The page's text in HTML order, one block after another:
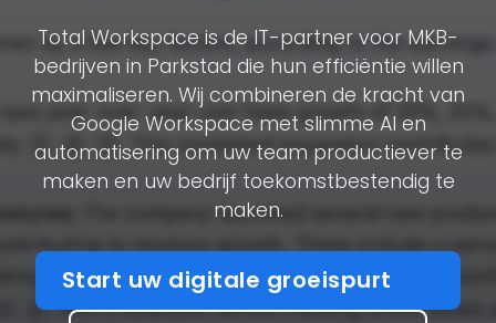
Total Workspace is de IT-partner voor MKB-
bedrijven in Parkstad die hun efficiëntie willen
maximaliseren. Wij combineren de kracht van
Google Workspace met slimme AI en
automatisering om uw team productiever te
maken en uw bedrijf toekomstbestendig te
maken.
Start uw digitale groeispurt